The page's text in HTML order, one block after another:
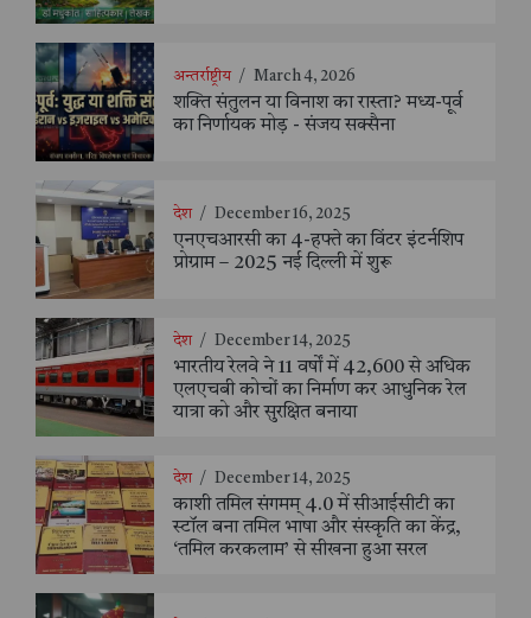
अन्तर्राष्ट्रीय / March 4, 2026
शक्ति संतुलन या विनाश का रास्ता? मध्य-पूर्व
का निर्णायक मोड़ - संजय सक्सैना
देश / December 16, 2025
एनएचआरसी का 4-हफ्ते का विंटर इंटर्नशिप
प्रोग्राम – 2025 नई दिल्ली में शुरू
देश / December 14, 2025
भारतीय रेलवे ने 11 वर्षों में 42,600 से अधिक
एलएचबी कोचों का निर्माण कर आधुनिक रेल
यात्रा को और सुरक्षित बनाया
देश / December 14, 2025
काशी तमिल संगमम् 4.0 में सीआईसीटी का
स्टॉल बना तमिल भाषा और संस्कृति का केंद्र,
‘तमिल करकलाम’ से सीखना हुआ सरल